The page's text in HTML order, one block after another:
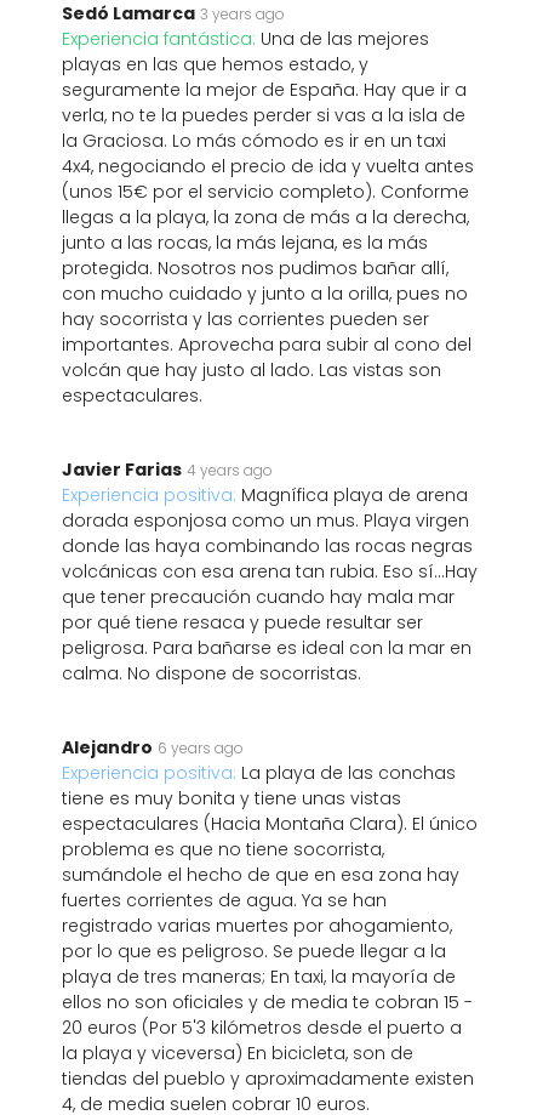
Sedó Lamarca 3 years ago
Experiencia fantástica: Una de las mejores
playas en las que hemos estado, y
seguramente la mejor de España. Hay que ir a
verla, no te la puedes perder si vas a la isla de
la Graciosa. Lo más cómodo es ir en un taxi
4x4, negociando el precio de ida y vuelta antes
(unos 15€ por el servicio completo). Conforme
llegas a la playa, la zona de más a la derecha,
junto a las rocas, la más lejana, es la más
protegida. Nosotros nos pudimos bañar allí,
con mucho cuidado y junto a la orilla, pues no
hay socorrista y las corrientes pueden ser
importantes. Aprovecha para subir al cono del
volcán que hay justo al lado. Las vistas son
espectaculares.
Javier Farias 4 years ago
Experiencia positiva: Magnífica playa de arena
dorada esponjosa como un mus. Playa virgen
donde las haya combinando las rocas negras
volcánicas con esa arena tan rubia. Eso sí...Hay
que tener precaución cuando hay mala mar
por qué tiene resaca y puede resultar ser
peligrosa. Para bañarse es ideal con la mar en
calma. No dispone de socorristas.
Alejandro 6 years ago
Experiencia positiva: La playa de las conchas
tiene es muy bonita y tiene unas vistas
espectaculares (Hacia Montaña Clara). El único
problema es que no tiene socorrista,
sumándole el hecho de que en esa zona hay
fuertes corrientes de agua. Ya se han
registrado varias muertes por ahogamiento,
por lo que es peligroso. Se puede llegar a la
playa de tres maneras; En taxi, la mayoría de
ellos no son oficiales y de media te cobran 15 -
20 euros (Por 5'3 kilómetros desde el puerto a
la playa y viceversa) En bicicleta, son de
tiendas del pueblo y aproximadamente existen
4, de media suelen cobrar 10 euros.